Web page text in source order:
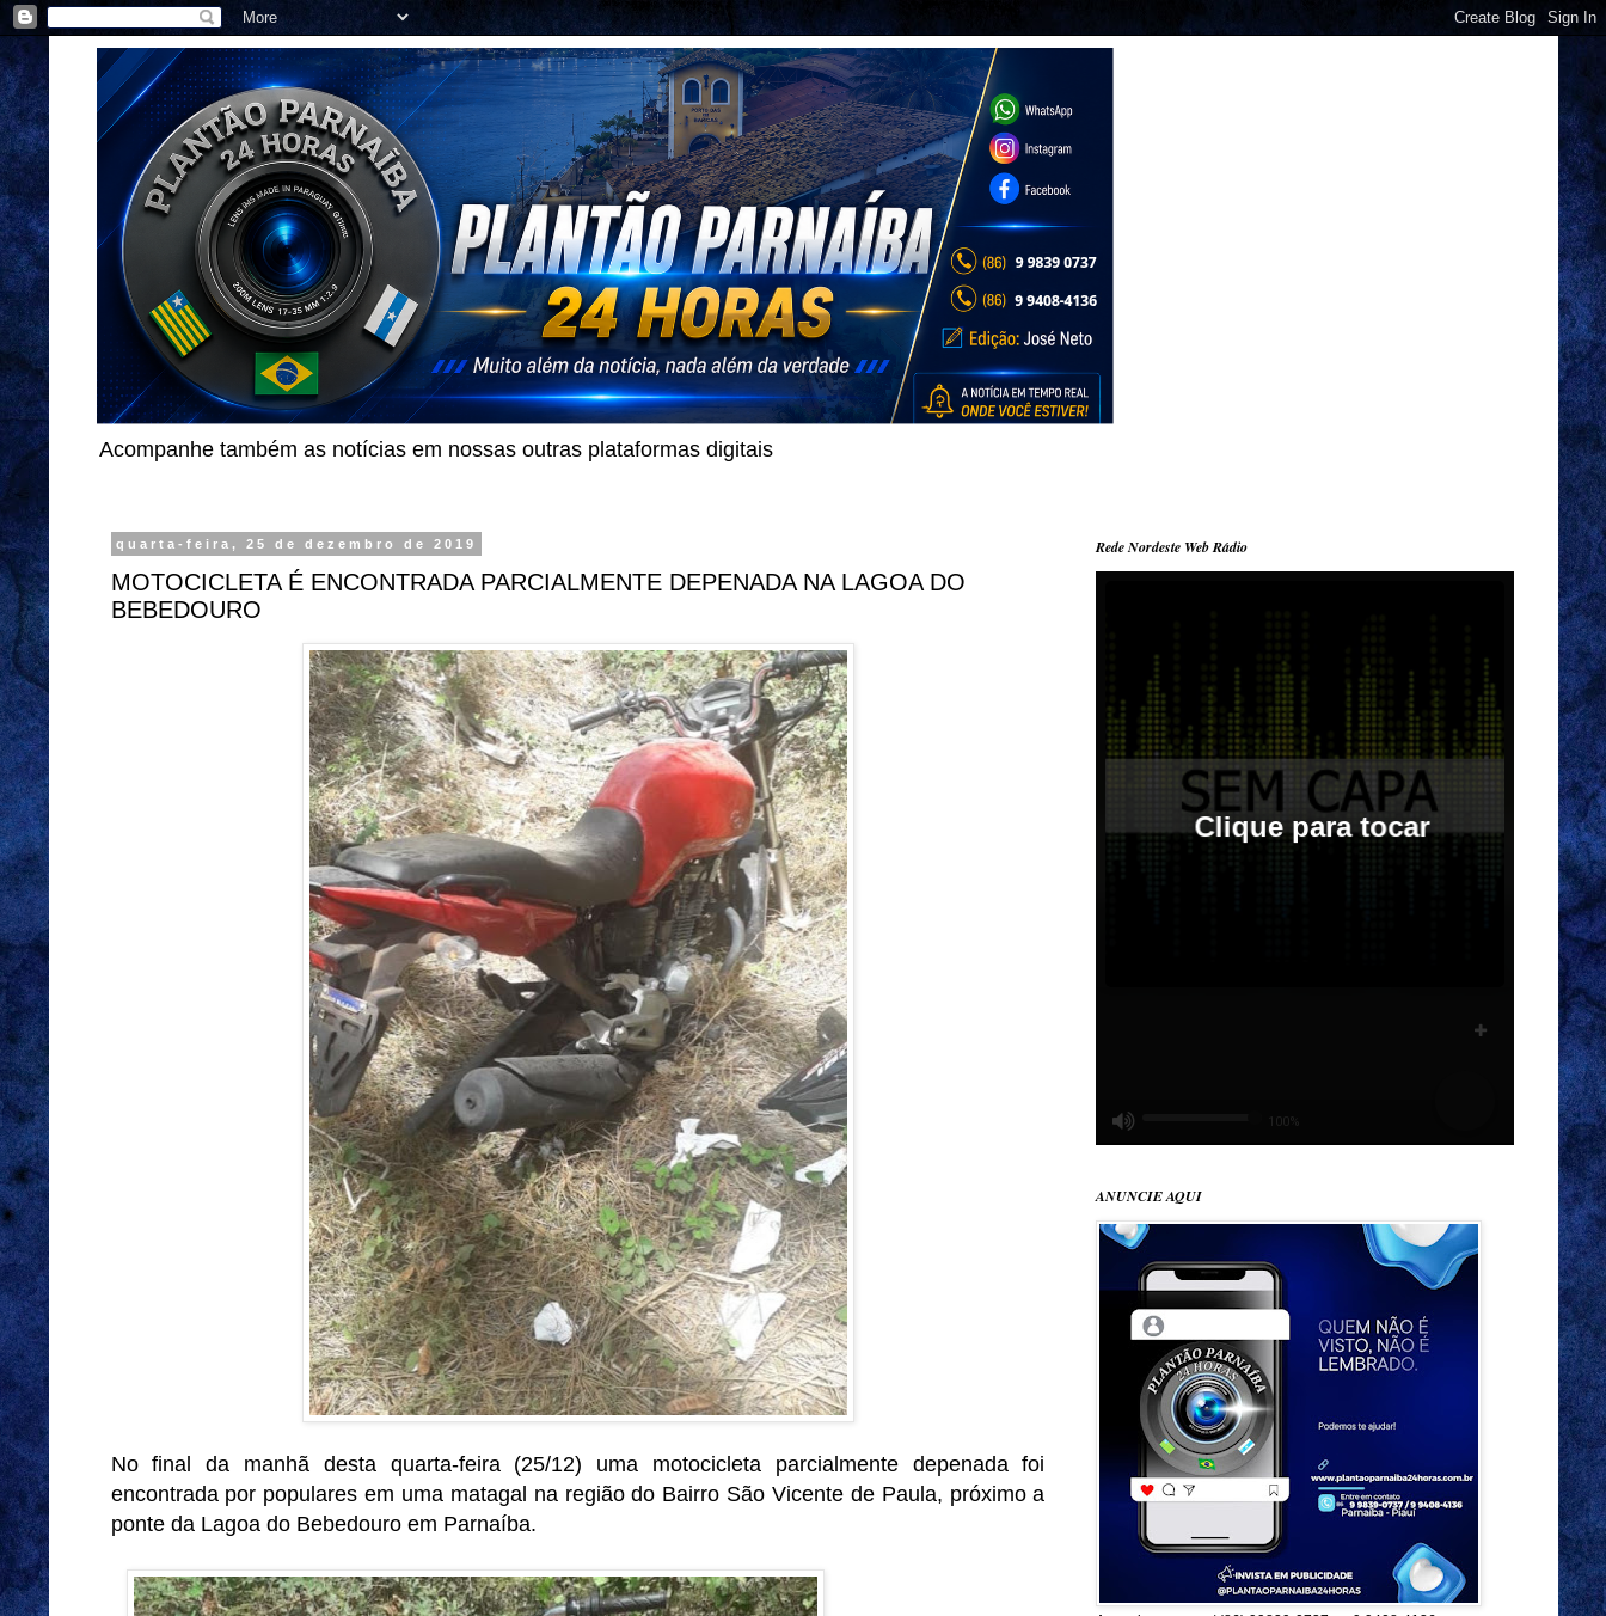
Acompanhe também as notícias em nossas outras plataformas digitais
quarta-feira, 25 de dezembro de 2019
MOTOCICLETA É ENCONTRADA PARCIALMENTE DEPENADA NA LAGOA DO
BEBEDOURO
No final da manhã desta quarta-feira (25/12) uma motocicleta parcialmente depenada foi
encontrada por populares em uma matagal na região do Bairro São Vicente de Paula, próximo a
ponte da Lagoa do Bebedouro em Parnaíba.
Rede Nordeste Web Rádio
ANUNCIE AQUI